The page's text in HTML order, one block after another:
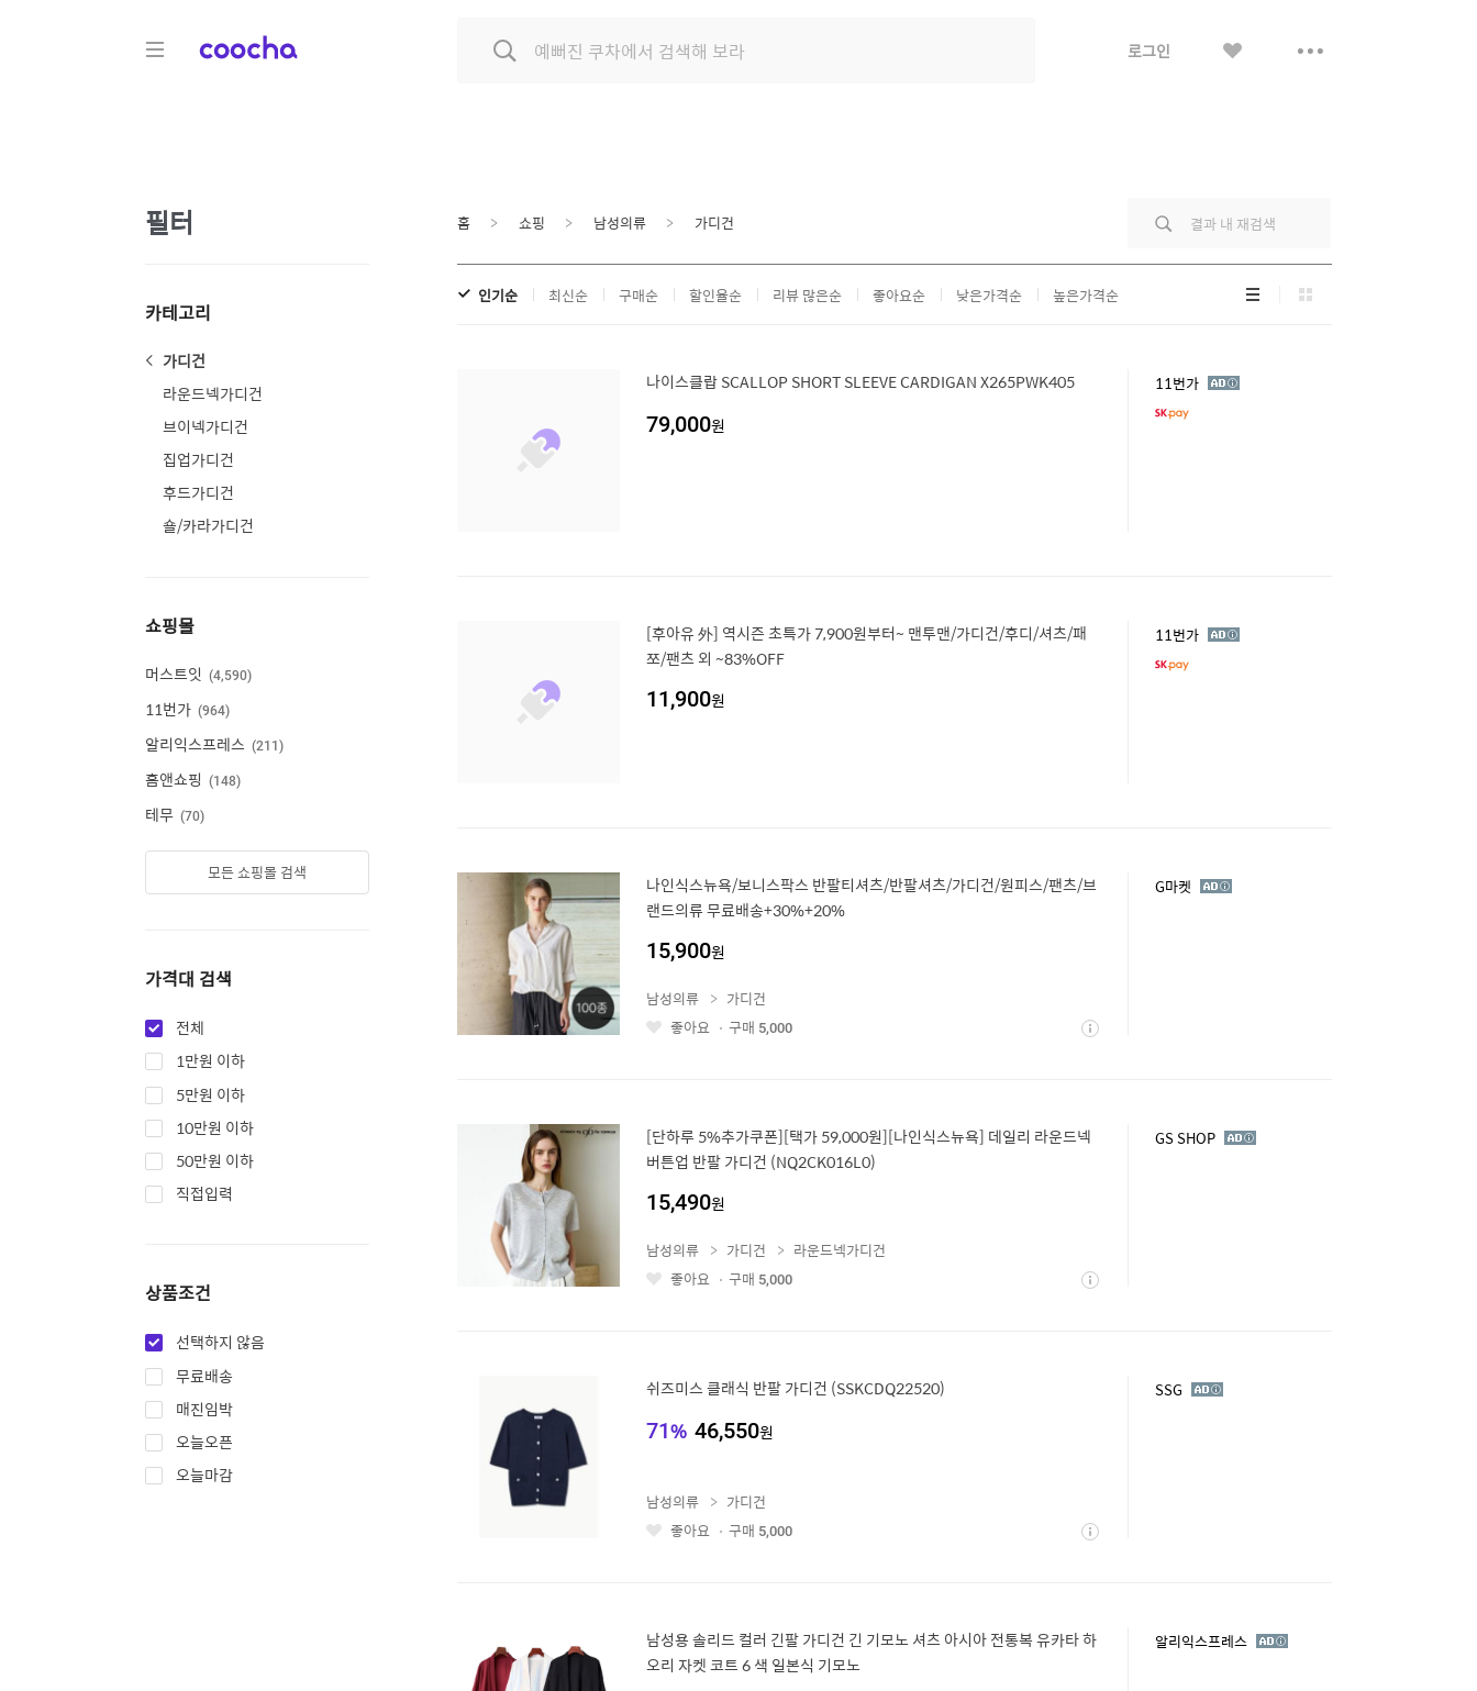
COOCHA 로그인 보
필터
카테고리
가디건
라운드넥가디건
브이넥가디건
집업가디건
후드가디건
숄/카라가디건
쇼핑몰
머스트잇 4,590
11번가 964
알리익스프레스 211
홈앤쇼핑 148
테무 70
모든 쇼핑몰 검색
가격대 검색
전체
1만원 이하
5만원 이하
10만원 이하
50만원 이하
직접입력
상품조건
선택하지 않음
무료배송
매진임박
오늘오픈
오늘마감
홈 쇼핑 남성의류 가디건
인기순 최신순 구매순 할인율순 리뷰 많은순 좋아요순 낮은가격순 높은가격순 리
스
그
리
나이스클랍 SCALLOP SHORT SLEEVE CARDIGAN X265PWK405
79,000원
11번가 광
[후아유 外] 역시즌 초특가 7,900원부터~ 맨투맨/가디건/후디/셔츠/패
쪼/팬츠 외 ~83%OFF
11,900원
11번가 광
나인식스뉴욕/보니스팍스 반팔티셔츠/반팔셔츠/가디건/원피스/팬츠/브
랜드의류 무료배송+30%+20%
15,900원
G마켓 광
좋 상
남성의류
가디건
좋아요
구매 5,000
[단하루 5%추가쿠폰][택가 59,000원][나인식스뉴욕] 데일리 라운드넥
버튼업 반팔 가디건 (NQ2CK016L0)
15,490원
GS SHOP 광
좋 상
남성의류 가디건
라운드넥가디건
좋아요
구매 5,000
쉬즈미스 클래식 반팔 가디건 (SSKCDQ22520)
71% 46,550원
SSG 광
좋 상
남성의류
가디건
좋아요
구매 5,000
남성용 솔리드 컬러 긴팔 가디건 긴 기모노 셔츠 아시아 전통복 유카타 하
오리 자켓 코트 6 색 일본식 기모노
알리익스프레스 광